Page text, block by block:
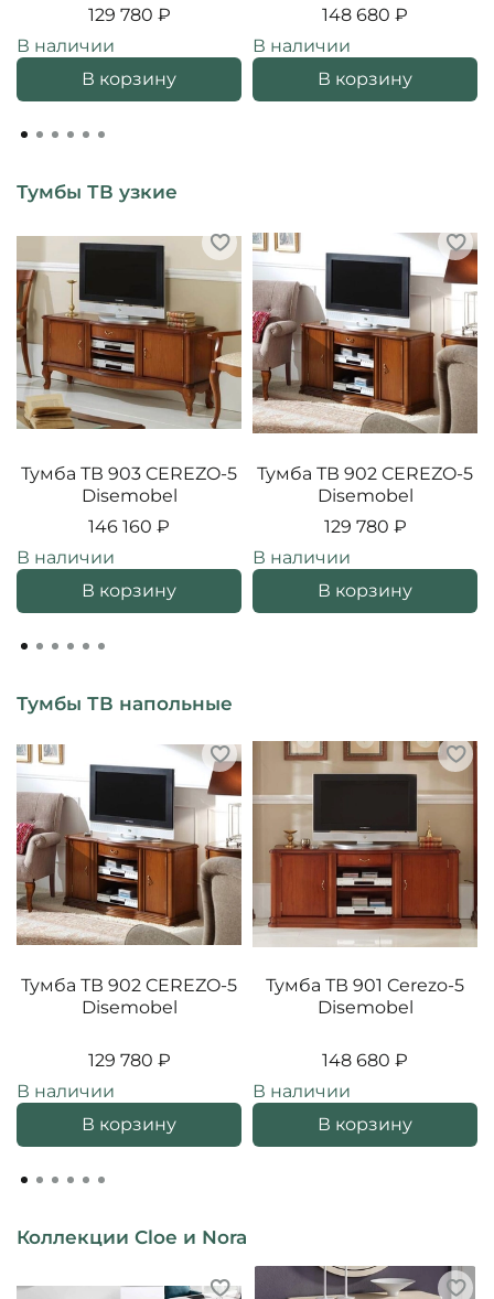
129 780 ₽
В наличии
В корзину
148 680 ₽
В наличии
В корзину
Тумбы ТВ узкие
Тумба ТВ 903 CEREZO-5
Disemobel
146 160 ₽
В наличии
В корзину
Тумба ТВ 902 CEREZO-5
Disemobel
129 780 ₽
В наличии
В корзину
Тумбы ТВ напольные
Тумба ТВ 902 CEREZO-5
Disemobel
129 780 ₽
В наличии
В корзину
Тумба ТВ 901 Cerezo-5
Disemobel
148 680 ₽
В наличии
В корзину
Коллекции Cloe и Nora